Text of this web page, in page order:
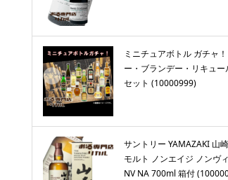
ミニチュアボトル ガチャ
ー・ブランデー・リキュ
セット (10000999)
サントリー YAMAZAKI 山
モルト ノンエイジ ノンヴ
NV NA 700ml 箱付